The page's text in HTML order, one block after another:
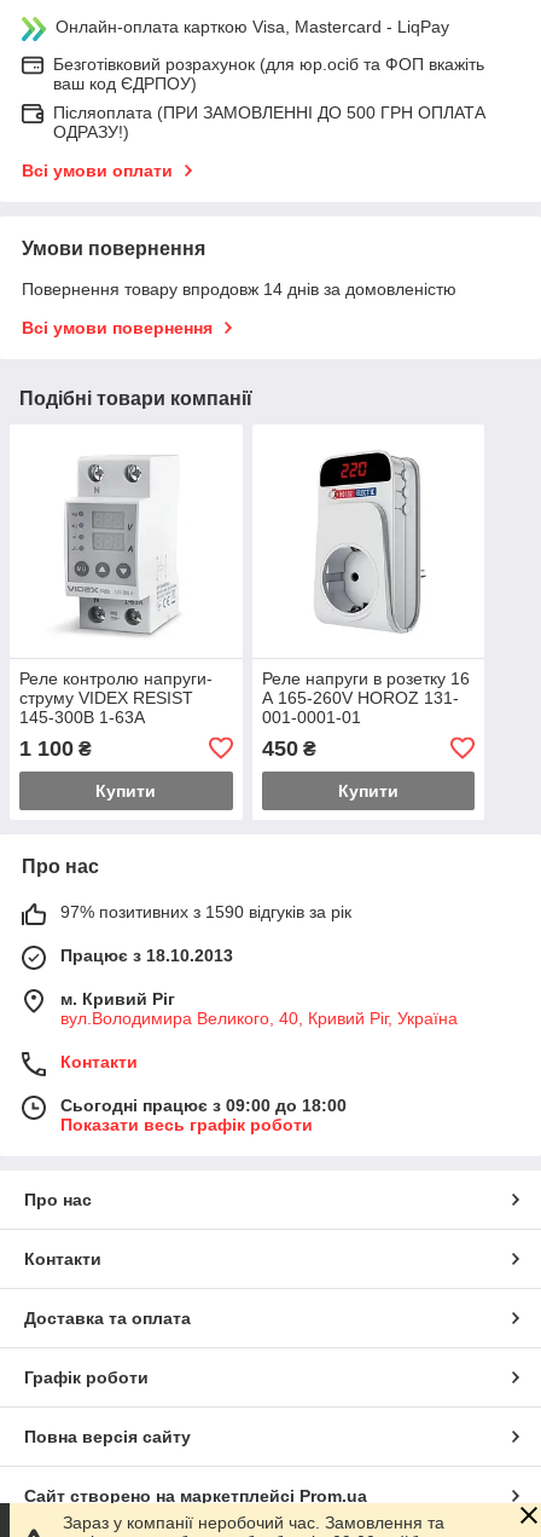
Онлайн-оплата карткою Visa, Mastercard - LiqPay
Безготівковий розрахунок (для юр.осіб та ФОП вкажіть
ваш код ЄДРПОУ)
Післяоплата (ПРИ ЗАМОВЛЕННІ ДО 500 ГРН ОПЛАТА
ОДРАЗУ!)
Всі умови оплати
Умови повернення
Повернення товару впродовж 14 днів за домовленістю
Всі умови повернення
Подібні товари компанії
Реле контролю напруги-
струму VIDEX RESIST
145-300В 1-63А
1 100 ₴
Купити
Реле напруги в розетку 16
А 165-260V HOROZ 131-
001-0001-01
450₴
Купити
Про нас
97% позитивних з 1590 відгуків за рік
Працює з 18.10.2013
м. Кривий Ріг
вул.Володимира Великого, 40, Кривий Ріг, Україна
Контакти
Сьогодні працює з 09:00 до 18:00
Показати весь графік роботи
Про нас
Контакти
Доставка та оплата
Графік роботи
Повна версія сайту
Сайт створено на маркетплейсі Prom.ua
Зараз у компанії неробочий час. Замовлення та